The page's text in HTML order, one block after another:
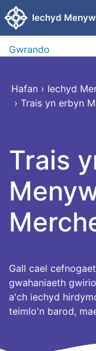
Neidio i'r prif gynnwy
Iechyd
Gwrando
Hafan › Iechyd
› Trais yn erbyn
Trais
Gall cael
gwahaniaeth
a'ch iechyd
teimlo'n barod,